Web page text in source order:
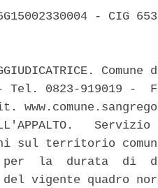
- CIG
Comune
0823-919019 -
Servizio
territorio
per  la  durata  di
del vigente quadro